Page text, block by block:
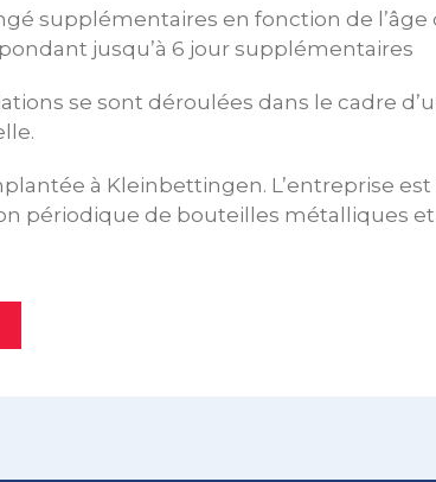
supplémentaires en fonction de l’âge
jusqu’à 6 jour supplémentaires
se sont déroulées dans le cadre
à Kleinbettingen. L’entreprise
périodique de bouteilles métalliques